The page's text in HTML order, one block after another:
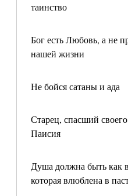
таинство
Бог есть Любовь, а не
нашей жизни
Не бойся сатаны и ада
Старец, спасший
Паисия
Душа должна быть как
которая влюблена в